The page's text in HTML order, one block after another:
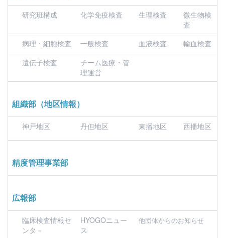
研究班構成 化学免疫検査 生理検査
微生物検
査
病理・細胞検査
一般検査 血液検査
輸血検査
遺伝子検査
チーム医療・管
理運営
組織部（地区情報）
神戸地区 丹但地区 東播地区 西播地区
精度管理事業部
広報部
臨床検査情報セ
ンタ－
HYOGOニュー
ス
他団体からのお知らせ